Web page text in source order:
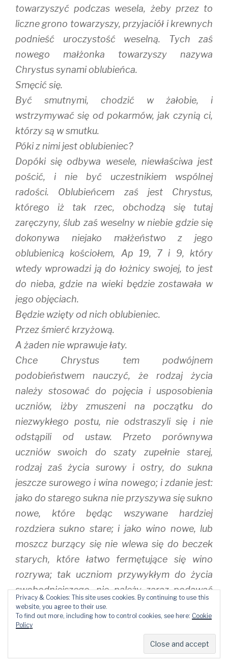
towarzyszyć podczas wesela, żeby przez to
liczne grono towarzyszy, przyjaciół i krewnych
podnieść uroczystość weselną. Tych zaś
nowego małżonka towarzyszy nazywa
Chrystus synami oblubieńca.
Smęcić się.
Być smutnymi, chodzić w żałobie, i
wstrzymywać się od pokarmów, jak czynią ci,
którzy są w smutku.
Póki z nimi jest oblubieniec?
Dopóki się odbywa wesele, niewłaściwa jest
pościć, i nie być uczestnikiem wspólnej
radości. Oblubieńcem zaś jest Chrystus,
którego iż tak rzec, obchodzą się tutaj
zaręczyny, ślub zaś weselny w niebie gdzie się
dokonywa niejako małżeństwo z jego
oblubienicą kościołem, Ap 19, 7 i 9, który
wtedy wprowadzi ją do łożnicy swojej, to jest
do nieba, gdzie na wieki będzie zostawała w
jego objęciach.
Będzie wzięty od nich oblubieniec.
Przez śmierć krzyżową.
A żaden nie wprawuje łaty.
Chce Chrystus tem podwójnem
podobieństwem nauczyć, że rodzaj życia
należy stosować do pojęcia i usposobienia
uczniów, iżby zmuszeni na początku do
niezwykłego postu, nie odstraszyli się i nie
odstąpili od ustaw. Przeto porównywa
uczniów swoich do szaty zupełnie starej,
rodzaj zaś życia surowy i ostry, do sukna
jeszcze surowego i wina nowego; i zdanie jest:
jako do starego sukna nie przyszywa się sukno
nowe, które będąc wszywane hardziej
rozdziera sukno stare; i jako wino nowe, lub
moszcz burzący się nie wlewa się do beczek
starych, które łatwo fermętujące się wino
rozrywa; tak uczniom przywykłym do życia
swobodniejszego, nie należy zaraz podawać
prawideł postępowania surowych i trudnych,
żeby zraziwszy się trudnościami, nie odstąpili
od przedsięwzięcia prowadzenia życia
Privacy & Cookies: This site uses cookies. By continuing to use this
website, you agree to their use.
To find out more, including how to control cookies, see here: Cookie
Policy